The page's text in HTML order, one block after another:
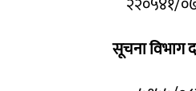
सूचना विभाग